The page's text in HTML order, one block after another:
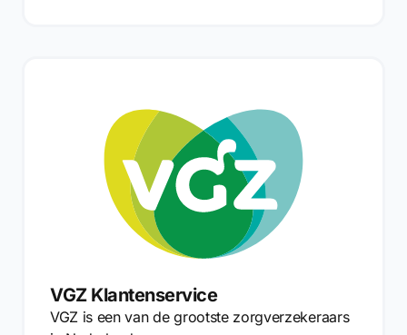
VGZ Klantenservice
VGZ is een van de grootste zorgverzekeraars